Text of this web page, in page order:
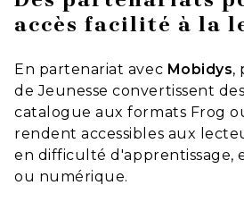
accès facilité à la
En partenariat avec Mobidys,
de Jeunesse convertissent
catalogue aux formats Frog
rendent accessibles aux
en difficulté d'apprentissage,
ou numérique.